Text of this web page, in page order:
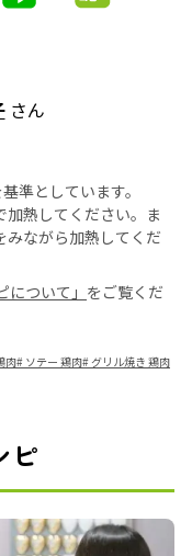
さん
準としています。
熱してください。ま
みながら加熱してくだ
について」 をご覧くだ
肉# ソテー 鶏肉# グリル焼き 鶏肉
ピ